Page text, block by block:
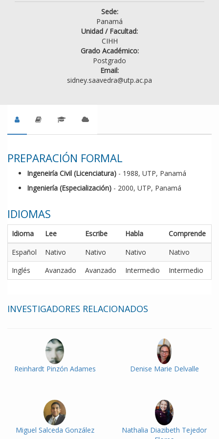
Sede:
Panamá
Unidad / Facultad:
CIHH
Grado Académico:
Postgrado
Email:
sidney.saavedra@utp.ac.pa
PREPARACIÓN FORMAL
Ingeneiría Civil (Licenciatura) - 1988, UTP, Panamá
Ingeniería (Especialización) - 2000, UTP, Panamá
IDIOMAS
Idioma Lee Escribe Habla
Comprende
Español
Nativo Nativo Nativo
Nativo
Inglés
Avanzado Avanzado Intermedio Intermedio
INVESTIGADORES RELACIONADOS
Reinhardt Pinzón Adames Denise Marie Delvalle
Miguel Salceda González
Nathalia Diazibeth Tejedor